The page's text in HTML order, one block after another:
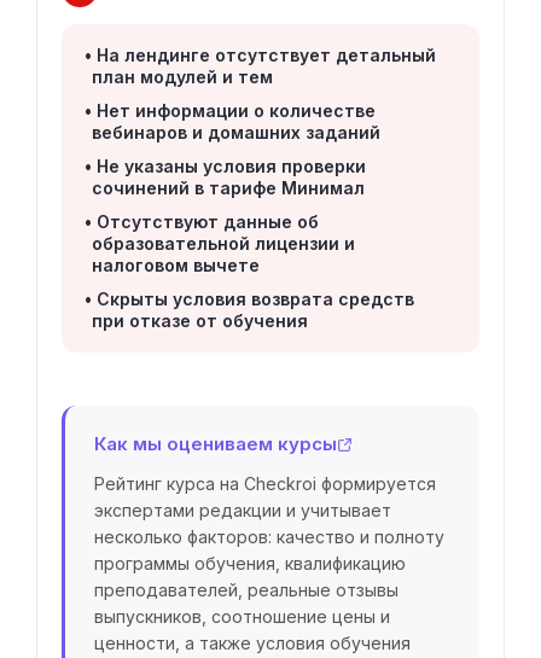
На лендинге отсутствует детальный
план модулей и тем
Нет информации о количестве
вебинаров и домашних заданий
Не указаны условия проверки
сочинений в тарифе Минимал
Отсутствуют данные об
образовательной лицензии и
налоговом вычете
Скрыты условия возврата средств
при отказе от обучения
Как мы оцениваем курсы
Рейтинг курса на Checkroi формируется
экспертами редакции и учитывает
несколько факторов: качество и полноту
программы обучения, квалификацию
преподавателей, реальные отзывы
выпускников, соотношение цены и
ценности, а также условия обучения